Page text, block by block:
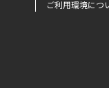
ご利用環境につ